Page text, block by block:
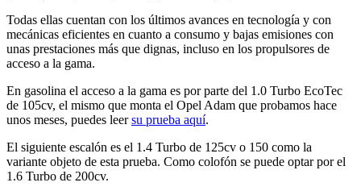
Todas ellas cuentan con los últimos avances en tecnología y con
mecánicas eficientes en cuanto a consumo y bajas emisiones con
unas prestaciones más que dignas, incluso en los propulsores de
acceso a la gama.
En gasolina el acceso a la gama es por parte del 1.0 Turbo EcoTec
de 105cv, el mismo que monta el Opel Adam que probamos hace
unos meses, puedes leersu prueba aquí.
El siguiente escalón es el 1.4 Turbo de 125cv o 150 como la
variante objeto de esta prueba. Como colofón se puede optar por el
1.6 Turbo de 200cv.